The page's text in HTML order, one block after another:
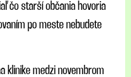
čo starší občania hovoria
po meste nebudete
klinike medzi novembrom